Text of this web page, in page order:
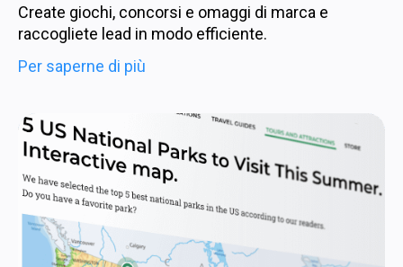
Create giochi, concorsi e omaggi di marca e
raccogliete lead in modo efficiente.
Per saperne di più